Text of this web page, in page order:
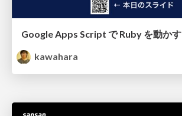
Google Apps Script で Ruby を動かす
kawahara